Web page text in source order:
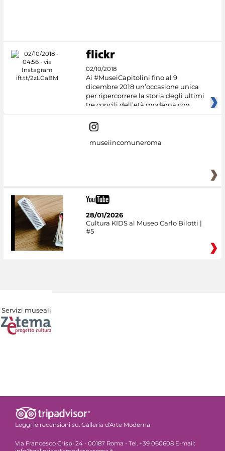
02/10/2018
Ai #MuseiCapitolini fino al 9
dicembre 2018 un’occasione unica
per ripercorrere la storia degli ultimi
tre concili dell’età moderna con
museiincomuneroma
28/01/2026
Cultura KIDS al Museo Carlo Bilotti |
#5
Servizi museali
Leggi le recensioni su: Galleria d'Arte Moderna
Via Francesco Crispi 24 - 00187 Roma - Tel. +39 060608 E-mail: